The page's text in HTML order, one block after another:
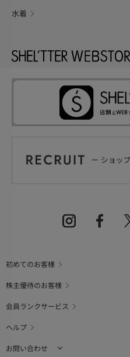
水着
初めてのお客様
株主優待のお客様
会員ランクサービス
ヘルプ
お問い合わせ